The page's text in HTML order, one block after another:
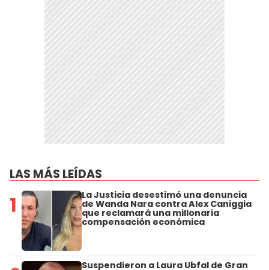
LAS MÁS LEÍDAS
1 La Justicia desestimó una denuncia
de Wanda Nara contra Alex Caniggia
que reclamará una millonaria
compensación económica
Suspendieron a Laura Ubfal de Gran